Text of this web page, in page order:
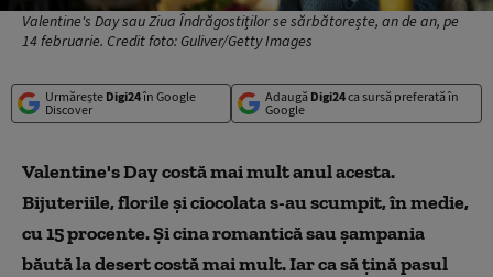
Valentine's Day sau Ziua Îndrăgostiților se sărbătorește, an de an, pe
14 februarie. Credit foto: Guliver/Getty Images
Urmărește Digi24în Google
Discover
Adaugă Digi24ca sursă preferată în
Google
Valentine's Day costă mai mult anul acesta.
Bijuteriile, florile și ciocolata s-au scumpit, în medie,
cu 15 procente. Și cina romantică sau șampania
băută la desert costă mai mult. Iar ca să țină pasul